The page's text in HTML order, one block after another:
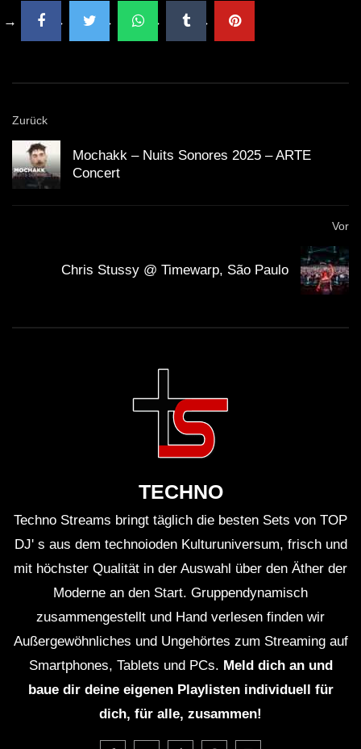
Publikumserlebnis: Kollektive
in der Menge bildet. In der Dance Arena ist dieses
Gefühl besonders stark: Die Architektur bündelt nicht
nur den Sound, sondern auch die Blicke. Wenn im Drop
Pfeifen, Rufe und Jubel den Beat überkrönen, entsteht
ein Moment, der die Grenzen zwischen Bühne und
ist ein sozialer Prozess, der mit den Mechanismen des
diese Karte gekonnt aus: nonverbale Kommunikation
mit der Crowd, pointierte Gesten, ein Lächeln im
richtigen Moment – das sind die Details, die die
Emotionen im Raum synchronisieren.
HQ-Version: Warum die
hochwertige Aufzeichnung mehr
ist als nur ein Mitschnitt
Die Bezeichnung „HQ Version“ ist nicht bloßes Etikett.
Hochwertige Bild- und Tonproduktion hat einen
erheblichen Einfluss darauf, wie ein Live-Set abseits
des Ortes rezipiert wird. Gute Kamerafahrten
übersetzen die räumliche Dynamik; ein sauberer,
druckvoller Mix überträgt die Tiefenstaffelung und die
der einzelnen Elemente. Vor allem für
Zurück
Mochakk – Nuits Sonores 2025 – ARTE
Concert
Vor
Chris Stussy @ Timewarp, São Paulo
TECHNO
Techno Streams bringt täglich die besten Sets von TOP
DJ' s aus dem technoioden Kulturuniversum, frisch und
mit höchster Qualität in der Auswahl über den Äther der
Moderne an den Start. Gruppendynamisch
zusammengestellt und Hand verlesen finden wir
Außergewöhnliches und Ungehörtes zum Streaming auf
Smartphones, Tablets und PCs. Meld dich an und
baue dir deine eigenen Playlisten individuell für
dich, für alle, zusammen!